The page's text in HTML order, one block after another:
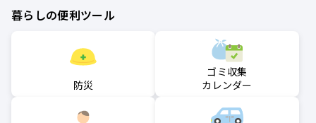
暮らしの便利ツール
防災
ゴミ収集
カレンダー